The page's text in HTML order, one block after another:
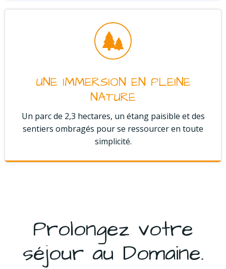
UNE IMMERSION EN PLEINE
NATURE
Un parc de 2,3 hectares, un étang paisible et des
sentiers ombragés pour se ressourcer en toute
simplicité.
Prolongez votre
séjour au Domaine.